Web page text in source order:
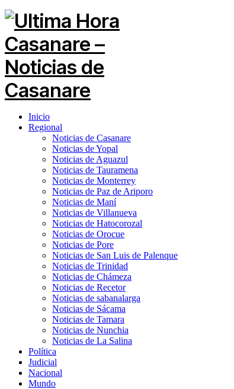
Inicio
Regional
Noticias de Casanare
Noticias de Yopal
Noticias de Aguazul
Noticias de Tauramena
Noticias de Monterrey
Noticias de Paz de Ariporo
Noticias de Maní
Noticias de Villanueva
Noticias de Hatocorozal
Noticias de Orocue
Noticias de Pore
Noticias de San Luis de Palenque
Noticias de Trinidad
Noticias de Chámeza
Noticias de Recetor
Noticias de sabanalarga
Noticias de Sácama
Noticias de Tamara
Noticias de Nunchia
Noticias de La Salina
Política
Judicial
Nacional
Mundo